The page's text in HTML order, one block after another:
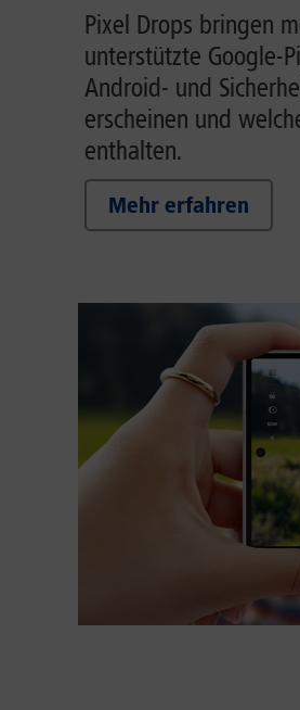
Pixel Drops bringen
unterstützte Google-
Android- und
erscheinen und
enthalten.
Mehr erfahren